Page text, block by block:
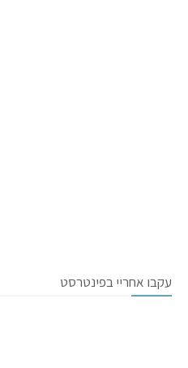
עקבו אחריי בפינטרסט